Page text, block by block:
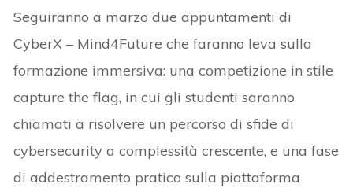
Seguiranno a marzo due appuntamenti di
CyberX – Mind4Future che faranno leva sulla
formazione immersiva: una competizione in stile
capture the flag, in cui gli studenti saranno
chiamati a risolvere un percorso di sfide di
cybersecurity a complessità crescente, e una fase
di addestramento pratico sulla piattaforma